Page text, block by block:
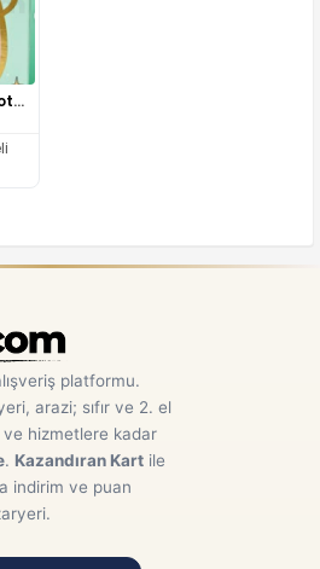
I Heart Revolution Love Potion..
platformu.
arazi; sıfır ve 2. el
ve hizmetlere kadar
. Kazandıran Kart ile
indirim ve puan